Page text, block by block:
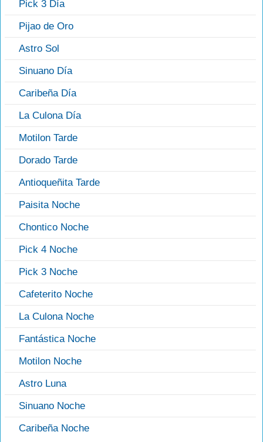
Pick 3 Día
Pijao de Oro
Astro Sol
Sinuano Día
Caribeña Día
La Culona Día
Motilon Tarde
Dorado Tarde
Antioqueñita Tarde
Paisita Noche
Chontico Noche
Pick 4 Noche
Pick 3 Noche
Cafeterito Noche
La Culona Noche
Fantástica Noche
Motilon Noche
Astro Luna
Sinuano Noche
Caribeña Noche